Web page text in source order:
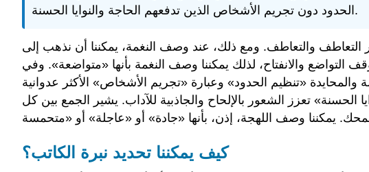
الحدود دون تجريم الأشخاص الذين تدفعهم الحاجة والنوايا الحسنة.
التعاطف والتعاطف. ومع ذلك، عند وصف النغمة، يمكننا أن نذهب إلى
والانفتاح، لذلك يمكننا وصف النغمة بأنها «متواضعة». وفي
والمحايدة «تنظيم الحدود» وعبارة «تجريم الأشخاص» الأكثر عدوانية
تعزز الشعور بالإلحاح والجاذبية للآداب. يشير الجمع بين كل
كيف يمكننا تحديد نبرة الكاتب؟